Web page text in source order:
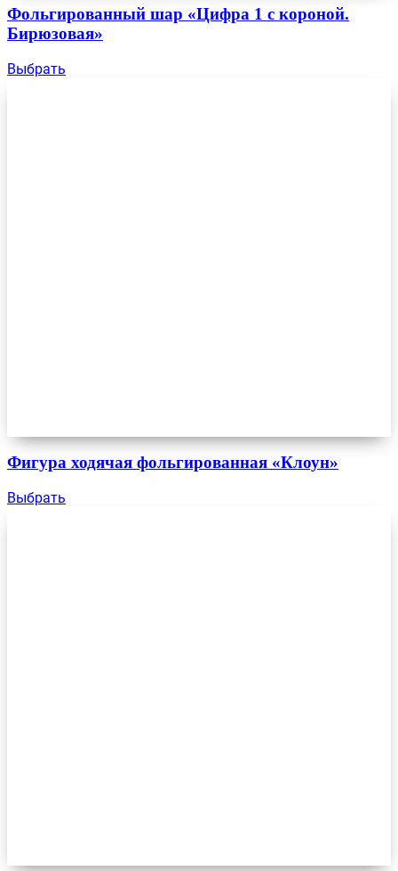
Фольгированный шар «Цифра 1 с короной.
Бирюзовая»
Выбрать
Фигура ходячая фольгированная «Клоун»
Выбрать